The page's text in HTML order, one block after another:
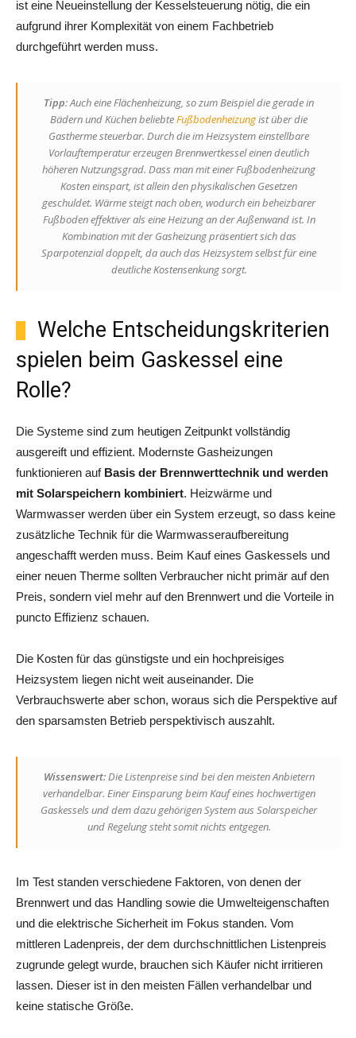
ist eine Neueinstellung der Kesselsteuerung nötig, die ein
aufgrund ihrer Komplexität von einem Fachbetrieb
durchgeführt werden muss.
Tipp: Auch eine Flächenheizung, so zum Beispiel die gerade in
Bädern und Küchen beliebteFußbodenheizungist über die
Gastherme steuerbar. Durch die im Heizsystem einstellbare
Vorlauftemperatur erzeugen Brennwertkessel einen deutlich
höheren Nutzungsgrad. Dass man mit einer Fußbodenheizung
Kosten einspart, ist allein den physikalischen Gesetzen
geschuldet. Wärme steigt nach oben, wodurch ein beheizbarer
Fußboden effektiver als eine Heizung an der Außenwand ist. In
Kombination mit der Gasheizung präsentiert sich das
Sparpotenzial doppelt, da auch das Heizsystem selbst für eine
deutliche Kostensenkung sorgt.
Welche Entscheidungskriterien
spielen beim Gaskessel eine
Rolle?
Die Systeme sind zum heutigen Zeitpunkt vollständig
ausgereift und effizient. Modernste Gasheizungen
funktionieren auf Basis der Brennwerttechnik und werden
mit Solarspeichern kombiniert. Heizwärme und
Warmwasser werden über ein System erzeugt, so dass keine
zusätzliche Technik für die Warmwasseraufbereitung
angeschafft werden muss. Beim Kauf eines Gaskessels und
einer neuen Therme sollten Verbraucher nicht primär auf den
Preis, sondern viel mehr auf den Brennwert und die Vorteile in
puncto Effizienz schauen.
Die Kosten für das günstigste und ein hochpreisiges
Heizsystem liegen nicht weit auseinander. Die
Verbrauchswerte aber schon, woraus sich die Perspektive auf
den sparsamsten Betrieb perspektivisch auszahlt.
Wissenswert:Die Listenpreise sind bei den meisten Anbietern
verhandelbar. Einer Einsparung beim Kauf eines hochwertigen
Gaskessels und dem dazu gehörigen System aus Solarspeicher
und Regelung steht somit nichts entgegen.
Im Test standen verschiedene Faktoren, von denen der
Brennwert und das Handling sowie die Umwelteigenschaften
und die elektrische Sicherheit im Fokus standen. Vom
mittleren Ladenpreis, der dem durchschnittlichen Listenpreis
zugrunde gelegt wurde, brauchen sich Käufer nicht irritieren
lassen. Dieser ist in den meisten Fällen verhandelbar und
keine statische Größe.